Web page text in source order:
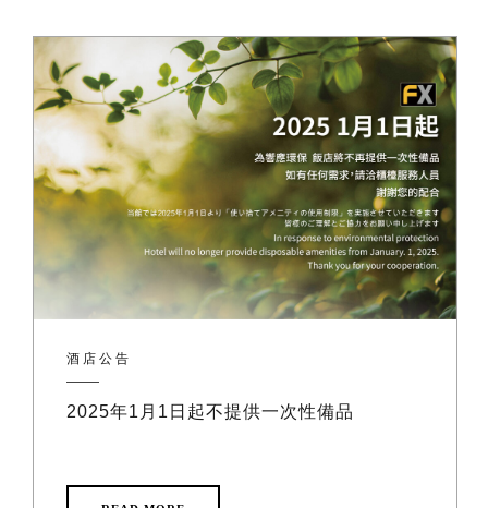
酒店公告
2025年1月1日起不提供一次性備品